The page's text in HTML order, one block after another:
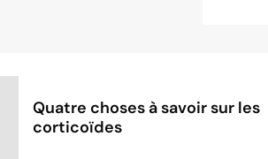
Quatre choses à savoir sur les
corticoïdes